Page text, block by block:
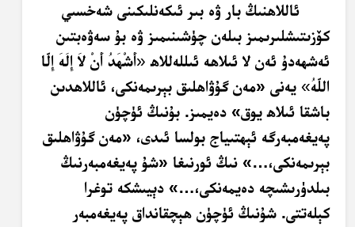
ئاللاھنىڭ بار ۋە بىر ئىكەنلىكىنى شەخسىي
كۆزىتىشلىرىمىز بىلەن چۈشىنىمىز ۋە بۇ سەۋەبتىن
ئەشھەدۇ ئەن لا ئىلاھە ئىللەللاھ «أَشْهَدُ أَنْ لاَ إِلَهَ إِلَّا
اللَّهُ» يەنى «مەن گۇۋاھلىق بېرىمەنكى، ئاللاھدىن
باشقا ئىلاھ يوق» دەيمىز. بۇنىڭ ئۈچۈن
پەيغەمبەرگە ئېھتىياج بولسا ئىدى، «مەن گۇۋاھلىق
بېرىمەنكى،…» نىڭ ئورنىغا «شۇ پەيغەمبەرنىڭ
بىلدۈرىشىچە دەيمەنكى،…» دېيىشكە توغرا
كېلەتتى. شۇنىڭ ئۈچۈن ھېچقانداق پەيغەمبەر